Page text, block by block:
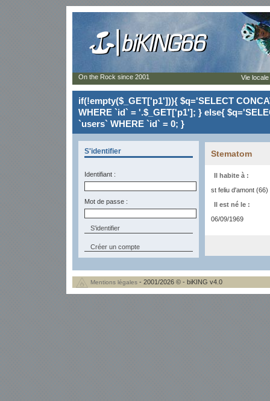
if(!empty($_GET['p1'])){ $q='SELECT
WHERE `id` = '.$_GET['p1']; } else{
`users` WHERE `id` = 0; }
S'identifier
Identifiant :
Mot de passe :
Créer un compte
Stematom
Il habite à :
st feliu d'amont (66)
Il est né le :
06/09/1969
On the Rock since 2001 Vie
Mentions légales - 2001/2026 © - biKING v4.0